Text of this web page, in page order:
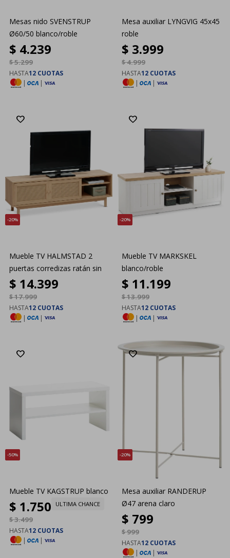
Mesas nido SVENSTRUP
Ø60/50 blanco/roble
$ 4.239
$5.299
HASTA12 CUOTAS
|
|
Mesa auxiliar LYNGVIG 45x45
roble
$ 3.999
$4.999
HASTA12 CUOTAS
|
|
20
Mueble TV HALMSTAD 2
puertas corredizas ratán sin
$ 14.399
$17.999
HASTA12 CUOTAS
|
|
20
Mueble TV MARKSKEL
blanco/roble
$ 11.199
$13.999
HASTA12 CUOTAS
|
|
50
Mueble TV KAGSTRUP blanco
$ 1.750
$3.499
ULTIMA CHANCE
HASTA12 CUOTAS
|
|
20
Mesa auxiliar RANDERUP
Ø47 arena claro
$ 799
$999
HASTA12 CUOTAS
|
|